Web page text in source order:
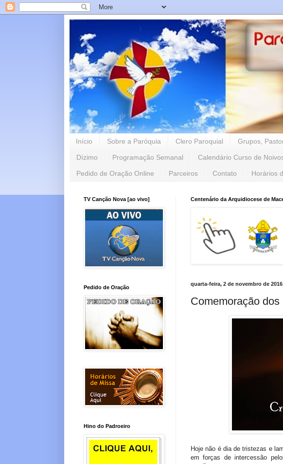
Início Sobre a Paróquia Clero Paroquial Grupos,
Dízimo Programação Semanal Calendário Curso de
Pedido de Oração Online Parceiros Contato Horários
Centenário da Arquidiocese de
quarta-feira, 2 de novembro de 2016
Comemoração
Hoje não é dia de tristezas e
em forças de intercessão
TV Canção Nova [ao vivo]
Pedido de Oração
Hino do Padroeiro